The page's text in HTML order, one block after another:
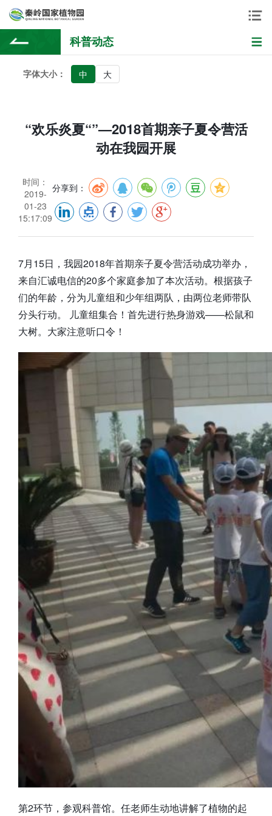
科普动态
字体大小： 中 大
“欢乐炎夏“”—2018首期亲子夏令营活
动在我园开展
时间：
2019-
01-23
15:17:09
分享到：
7月15日，我园2018年首期亲子夏令营活动成功举办，
来自汇诚电信的20多个家庭参加了本次活动。根据孩子
们的年龄，分为儿童组和少年组两队，由两位老师带队
分头行动。 儿童组集合！首先进行热身游戏——松鼠和
大树。大家注意听口令！
第2环节，参观科普馆。任老师生动地讲解了植物的起